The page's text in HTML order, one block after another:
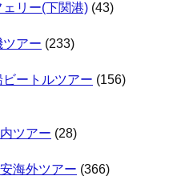
ェリー(下関港) (43)
アー (233)
ビートルツアー (156)
ツアー (28)
海外ツアー (366)